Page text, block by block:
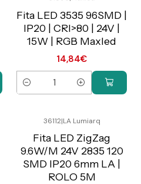
C/IVA
Fita LED 3535 96SMD |
IP20 | CRI>80 | 24V |
15W | RGB Maxled
14,84€
Quantidade
C/IVA
36112|LA Lumiarq
Fita LED ZigZag
9.6W/M 24V 2835 120
SMD IP20 6mm LA |
ROLO 5M